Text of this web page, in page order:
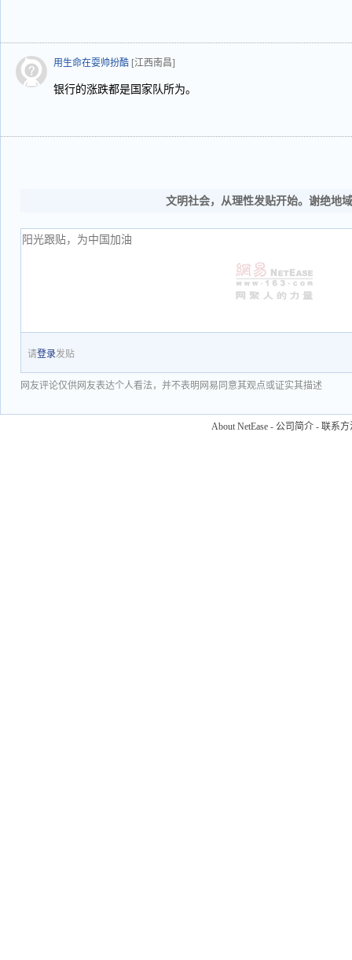
用生命在耍帅扮酷 [江西南昌]
银行的涨跌都是国家队所为。
文明社会，从理性发贴开始。谢绝地
请登录发贴
网友评论仅供网友表达个人看法，并不表明网易同意其观点或证实其描述
About NetEase - 公司简介 - 联系方